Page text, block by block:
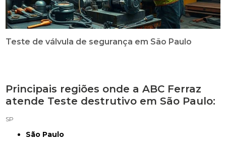
Teste de válvula de segurança em São Paulo
Principais regiões onde a ABC Ferraz
atende Teste destrutivo em São Paulo:
SP
São Paulo